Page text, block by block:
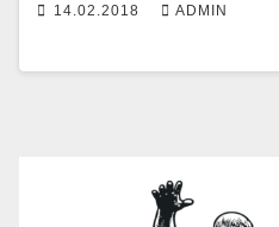
14.02.2018 ADMIN